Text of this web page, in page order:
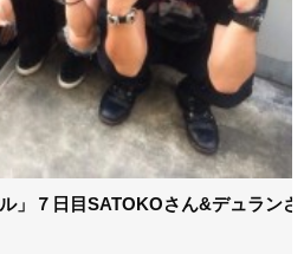
」７日目SATOKOさん&デュランさ